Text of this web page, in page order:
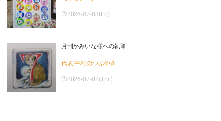
2026-07-03(Fri)
月刊かみいな様への執筆
代表 中村のつぶやき
2026-07-02(Thu)